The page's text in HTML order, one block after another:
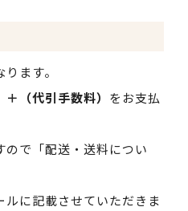
ます。
（代引手数料） をお支払
で「配送・送料につい
に記載させていただきま